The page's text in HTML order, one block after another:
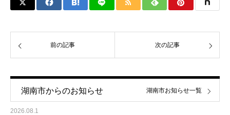
前の記事 次の記事
湖南市からのお知らせ
2026.08.1
湖南市お知らせ一覧